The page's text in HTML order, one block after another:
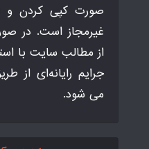
صورت کپی کردن و
غیرمجاز است. در
از مطالب سایت با
جرایم رایانه‌ای از
می شود.